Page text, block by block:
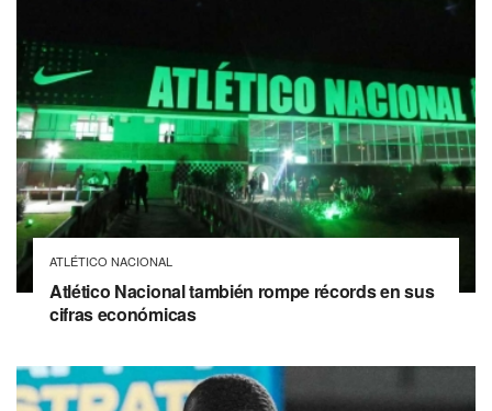
ATLÉTICO NACIONAL
Atlético Nacional también rompe récords en sus
cifras económicas